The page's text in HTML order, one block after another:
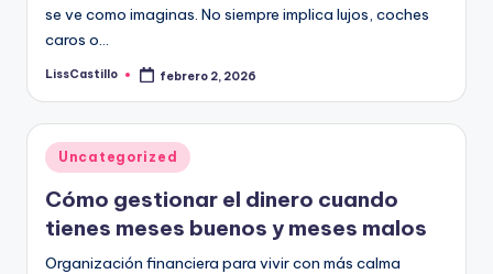
se ve como imaginas. No siempre implica lujos, coches
caros o…
Publicado
LissCastillo febrero 2, 2026
Publicado
en
Uncategorized
Cómo gestionar el dinero cuando
tienes meses buenos y meses malos
Organización financiera para vivir con más calma